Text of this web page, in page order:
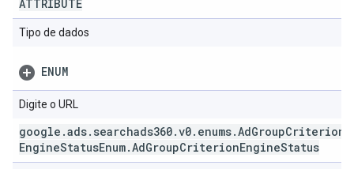
ATTRIBUTE
Tipo de dados
ENUM
Digite o URL
google .ads. searchads360.v0. enums.AdGroupCriterion
EngineStatusEnum.AdGroupCriterionEngineStatus